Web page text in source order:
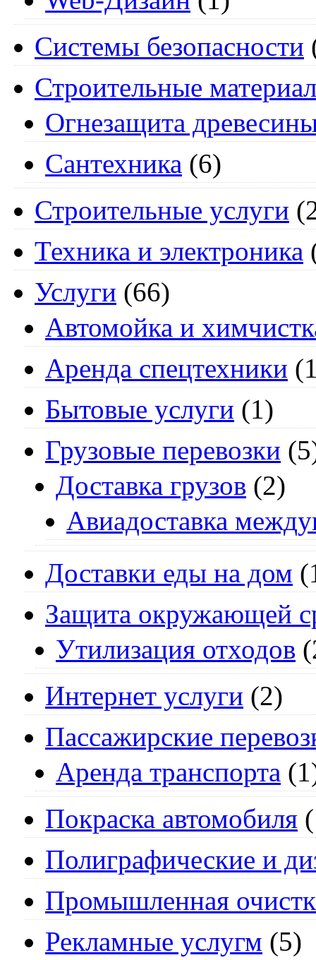
Системы безопасности
Строительные
Огнезащита
Сантехника (6)
Строительные услуги
Техника и электроника
Услуги (66)
Автомойка и
Аренда спецтехники
Бытовые услуги (1)
Грузовые перевозки
Доставка грузов (2)
Авиадоставка
Доставки еды на дом
Защита окружающей
Утилизация отходов
Интернет услуги (2)
Пассажирские
Аренда транспорта
Покраска автомобиля
Полиграфические и
Промышленная
Рекламные услугм (5)